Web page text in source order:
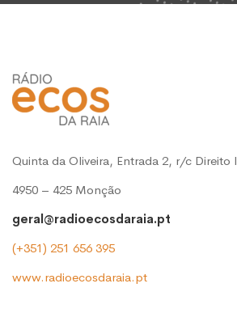
Quinta da Oliveira, Entrada 2, r/c Direito l
4950 – 425 Monção
geral@radioecosdaraia.pt
(+351) 251 656 395
www.radioecosdaraia.pt